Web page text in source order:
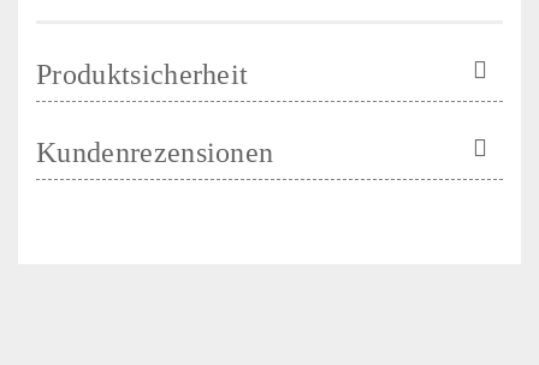
Produktsicherheit
Kundenrezensionen